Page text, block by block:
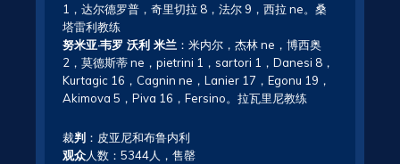
1，达尔德罗普，奇里切拉 8，法尔 9，西拉 ne。桑
塔雷利教练
努米亚·韦罗 沃利 米兰 ：米内尔，杰林 ne，博西奥
2，莫德斯蒂 ne，pietrini 1，sartori 1，Danesi 8，
Kurtagic 16，Cagnin ne，Lanier 17，Egonu 19，
Akimova 5，Piva 16，Fersino。拉瓦里尼教练
裁判 ：皮亚尼和布鲁内利
观众人数：5344人，售罄